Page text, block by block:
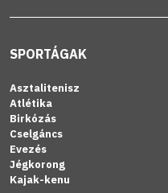
SPORTÁGAK
Asztalitenisz
Atlétika
Birkózás
Cselgáncs
Evezés
Jégkorong
Kajak-kenu